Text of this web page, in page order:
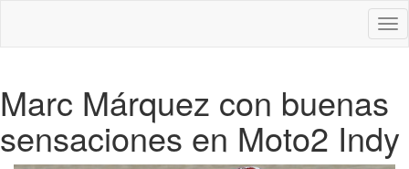
Marc Márquez con buenas
sensaciones en Moto2 Indy